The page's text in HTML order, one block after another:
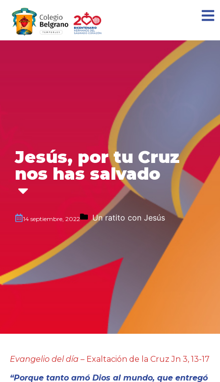
Jesús, por tu Cruz
nos has salvado
14 septiembre, 2022 Un ratito con Jesús
Evangelio del día – Exaltación de la Cruz Jn 3, 13-17
“Porque tanto amó Dios al mundo, que entregó